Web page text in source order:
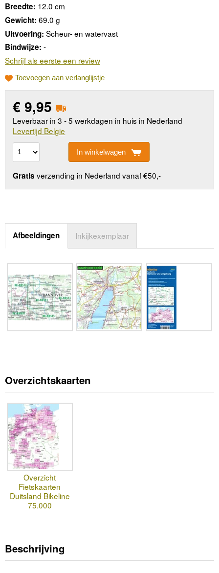
Breedte: 12.0 cm
Gewicht: 69.0 g
Uitvoering: Scheur- en watervast
Bindwijze: -
Schrijf als eerste een review
Toevoegen aan verlanglijstje
€9,95
Leverbaar in 3 - 5 werkdagen in huis in Nederland
Levertijd Belgie
In winkelwagen
Gratis verzending in Nederland vanaf €50,-
Afbeeldingen Inkijkexemplaar
Overzichtskaarten
Overzicht
Fietskaarten
Duitsland Bikeline
75.000
Beschrijving